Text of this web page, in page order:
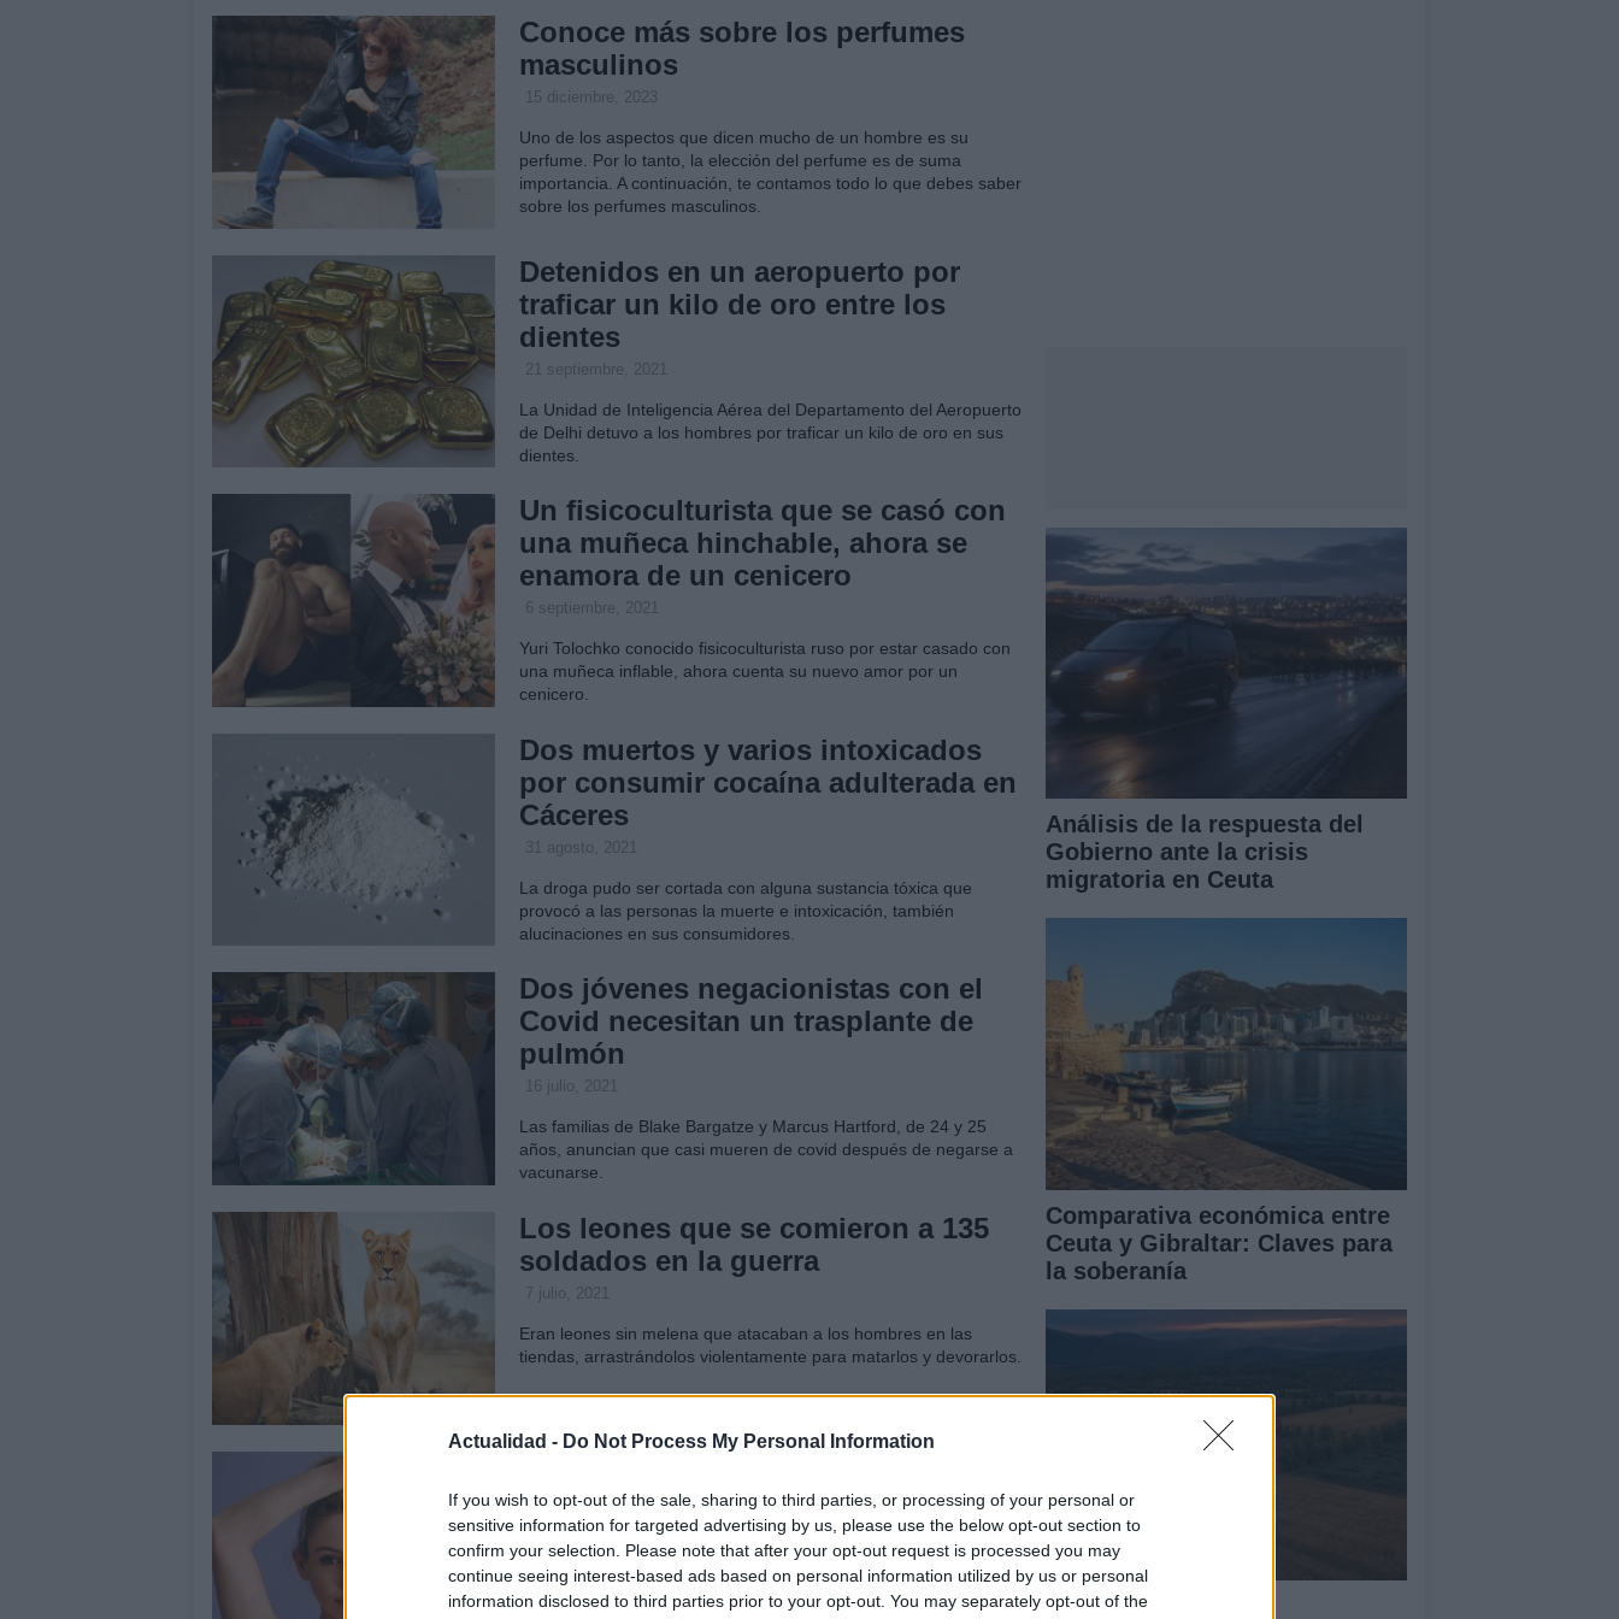
Actualidad - Do Not Process My Personal Information
If you wish to opt-out of the sale, sharing to third parties, or processing of your personal or
sensitive information for targeted advertising by us, please use the below opt-out section to
confirm your selection. Please note that after your opt-out request is processed you may
continue seeing interest-based ads based on personal information utilized by us or personal
information disclosed to third parties prior to your opt-out. You may separately opt-out of the
Conoce más sobre los perfumes
masculinos
15 diciembre, 2023
Uno de los aspectos que dicen mucho de un hombre es su
perfume. Por lo tanto, la elección del perfume es de suma
importancia. A continuación, te contamos todo lo que debes saber
sobre los perfumes masculinos.
Detenidos en un aeropuerto por
traficar un kilo de oro entre los
dientes
21 septiembre, 2021
La Unidad de Inteligencia Aérea del Departamento del Aeropuerto
de Delhi detuvo a los hombres por traficar un kilo de oro en sus
dientes.
Un fisicoculturista que se casó con
una muñeca hinchable, ahora se
enamora de un cenicero
6 septiembre, 2021
Yuri Tolochko conocido fisicoculturista ruso por estar casado con
una muñeca inflable, ahora cuenta su nuevo amor por un
cenicero.
Dos muertos y varios intoxicados
por consumir cocaína adulterada en
Cáceres
31 agosto, 2021
La droga pudo ser cortada con alguna sustancia tóxica que
provocó a las personas la muerte e intoxicación, también
alucinaciones en sus consumidores.
Dos jóvenes negacionistas con el
Covid necesitan un trasplante de
pulmón
16 julio, 2021
Las familias de Blake Bargatze y Marcus Hartford, de 24 y 25
años, anuncian que casi mueren de covid después de negarse a
vacunarse.
Los leones que se comieron a 135
soldados en la guerra
7 julio, 2021
Eran leones sin melena que atacaban a los hombres en las
tiendas, arrastrándolos violentamente para matarlos y devorarlos.
brazos: métodos sencillos
2 julio, 2021
Una imperfección que afecta a hombres y mujeres mayores de 30
años. A continuación te explicamos cómo eliminar la grasa de tus
Análisis de la respuesta del
Gobierno ante la crisis
migratoria en Ceuta
Comparativa económica entre
Ceuta y Gibraltar: Claves para
la soberanía
Cómo los mosaicos